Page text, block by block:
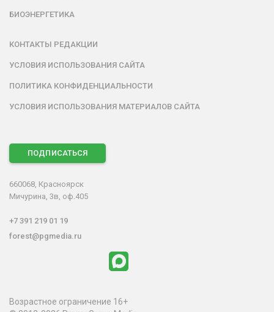
БИОЭНЕРГЕТИКА
КОНТАКТЫ РЕДАКЦИИ
УСЛОВИЯ ИСПОЛЬЗОВАНИЯ САЙТА
ПОЛИТИКА КОНФИДЕНЦИАЛЬНОСТИ
УСЛОВИЯ ИСПОЛЬЗОВАНИЯ МАТЕРИАЛОВ САЙТА
ПОДПИСАТЬСЯ
660068, Красноярск
Мичурина, 3в, оф.405
+7 391 219 01 19
forest@pgmedia.ru
Возрастное ограничение 16+